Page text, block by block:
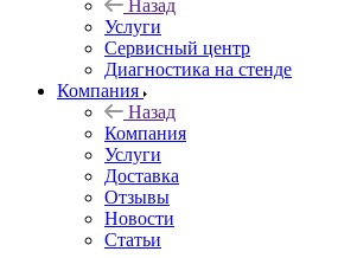
Назад
Услуги
Сервисный центр
Диагностика на стенде
Компания
Назад
Компания
Услуги
Доставка
Отзывы
Новости
Статьи